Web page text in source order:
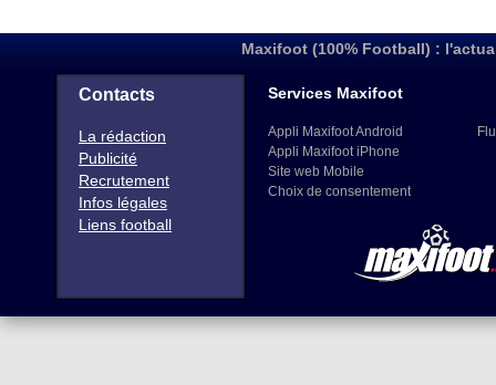
Maxifoot (100% Football) :
Contacts
La rédaction
Publicité
Recrutement
Infos légales
Liens football
Services Maxifoot
Appli Maxifoot Android
Appli Maxifoot iPhone
Site web Mobile
Choix de consentement